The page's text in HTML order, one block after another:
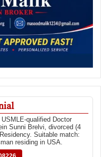
qualified Doctor
Sunni Brelvi, divorced (4
Suitable match:
residing in USA.